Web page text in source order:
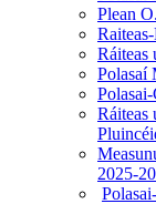
Plean
Ráiteas
Polasaí
Ráiteas
2025-